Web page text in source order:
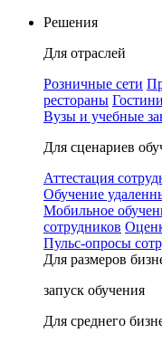
Решения
Для отраслей
Розничные сети
рестораны
Вузы и учебные
Для сценариев
Аттестация
Обучение
Мобильное
сотрудников
Пульс-опросы
Для размеров
запуск обучения
Для среднего